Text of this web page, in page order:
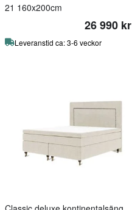
21 160x200cm
26 990 kr
Leveranstid ca: 3-6 veckor